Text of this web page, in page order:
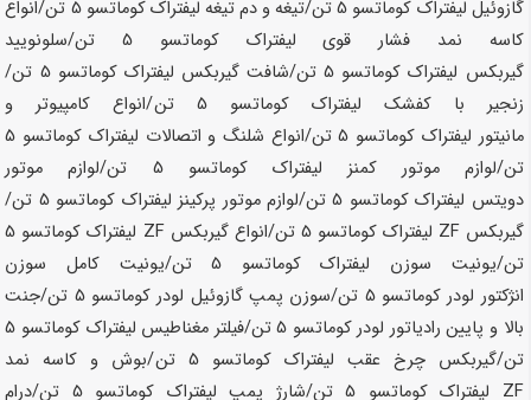
گازوئیل لیفتراک کوماتسو
/تیغه و دم تیغه لیفتراک کوماتسو 5 تن
/انواع
کاسه نمد فشار قوی لیفتراک کوماتسو
/سلونویید
گیربکس لیفتراک کوماتسو
/شافت گیربکس لیفتراک کوماتسو 5 تن
/
زنجیر با کفشک لیفتراک کوماتسو 5 تن
/انواع کامپیوتر و
مانیتور لیفتراک کوماتسو
/انواع شلنگ و اتصالات لیفتراک کوماتسو 5
تن/لوازم موتور کمنز لیفتراک کوماتسو 5 تن
/لوازم موتور
دویتس لیفتراک کوماتسو
/لوازم موتور پرکینز لیفتراک کوماتسو 5 تن
/
گیربکس ZF لیفتراک کوماتسو
5 تن /انواع گیربکس ZF لیفتراک کوماتسو
5
تن/یونیت سوزن لیفتراک کوماتسو
/یونیت کامل سوزن
انژکتور لودر کوماتسو 5 تن /سوزن پمپ گازوئیل لودر کوماتسو 5 تن
/جنت
بالا و پایین رادیاتور لودر کوماتسو
/فیلتر مغناطیس لیفتراک کوماتسو 5
تن/گیربکس چرخ عقب لیفتراک کوماتسو 5 تن
/بوش و کاسه نمد
ZF لیفتراک کوماتسو
/شارژ پمپ لیفتراک کوماتسو 5 تن
/درام